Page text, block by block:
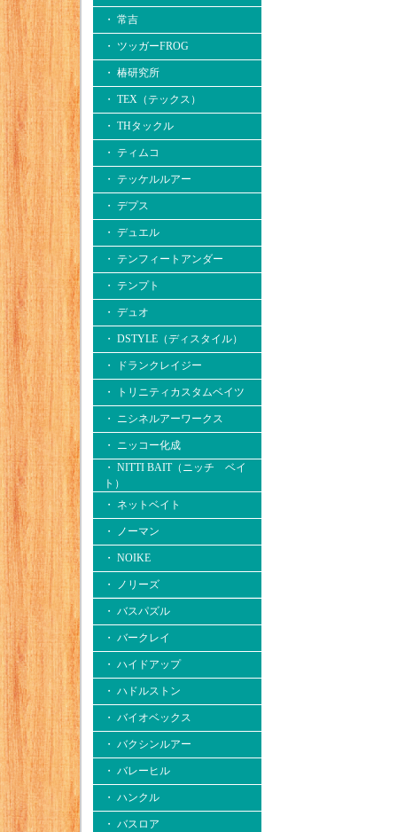
・ 常吉
・ ツッガーFROG
・ 椿研究所
・ TEX（テックス）
・ THタックル
・ ティムコ
・ テッケルルアー
・ デプス
・ デュエル
・ テンフィートアンダー
・ テンプト
・ デュオ
・ DSTYLE（ディスタイル）
・ ドランクレイジー
・ トリニティカスタムベイツ
・ ニシネルアーワークス
・ ニッコー化成
・ NITTI BAIT（ニッチ ベイ
ト）
・ ネットベイト
・ ノーマン
・ NOIKE
・ ノリーズ
・ バスパズル
・ バークレイ
・ ハイドアップ
・ ハドルストン
・ バイオベックス
・ バクシンルアー
・ バレーヒル
・ ハンクル
・ バスロア